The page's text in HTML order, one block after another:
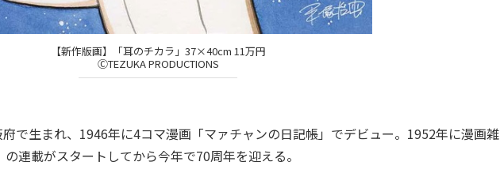
【新作版画】「耳のチカラ」37×40cm 11万円
ⒸTEZUKA PRODUCTIONS
で生まれ、1946年に4コマ漫画「マァチャンの日記帳」でデビュー。1952年に漫画雑
連載がスタートしてから今年で70周年を迎える。